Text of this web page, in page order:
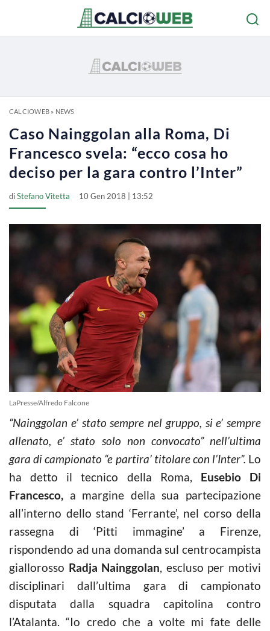
CALCIOWEB» NEWS
Caso Nainggolan alla Roma, Di
Francesco svela: “ecco cosa ho
deciso per la gara contro l’Inter”
diStefano Vitetta 10 Gen 2018 | 13:52
LaPresse/Alfredo Falcone
“Nainggolan e’ stato sempre nel gruppo, si e’ sempre
allenato, e’ stato solo non convocato” nell’ultima
gara di campionato “e partira’ titolare con l’Inter”. Lo
ha detto il tecnico della Roma, Eusebio Di
Francesco, a margine della sua partecipazione
all’interno dello stand ‘Ferrante’, nel corso della
rassegna di ‘Pitti immagine’ a Firenze,
rispondendo ad una domanda sul centrocampista
giallorosso Radja Nainggolan, escluso per motivi
disciplinari dall’ultima gara di campionato
disputata dalla squadra capitolina contro
l’Atalanta. “Io credo che a volte mi fate delle